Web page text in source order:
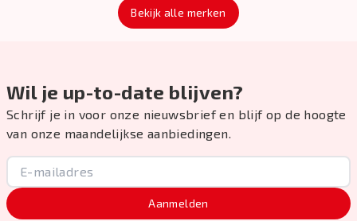
Bekijk alle merken
Wil je up-to-date blijven?
Schrijf je in voor onze nieuwsbrief en blijf op de hoogte
van onze maandelijkse aanbiedingen.
Aanmelden